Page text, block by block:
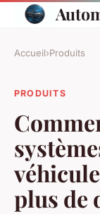
Accueil›Produits
PRODUITS
plus de